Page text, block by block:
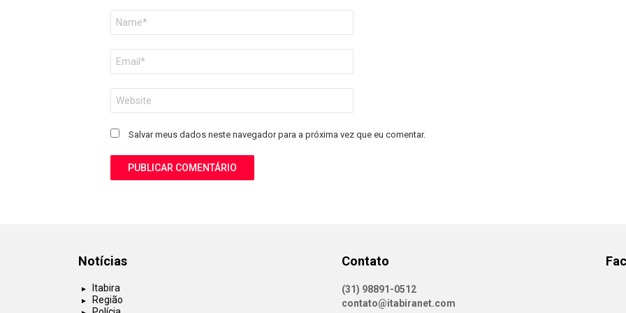
mail
*
Salvar meus dados neste navegador para a próxima vez que eu comentar.
Notícias
Itabira
Região
Contato
(31) 98891-0512
contato@itabiranet.com